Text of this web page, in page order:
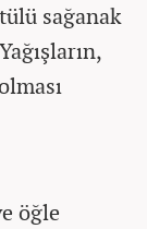
sağanak
öğle